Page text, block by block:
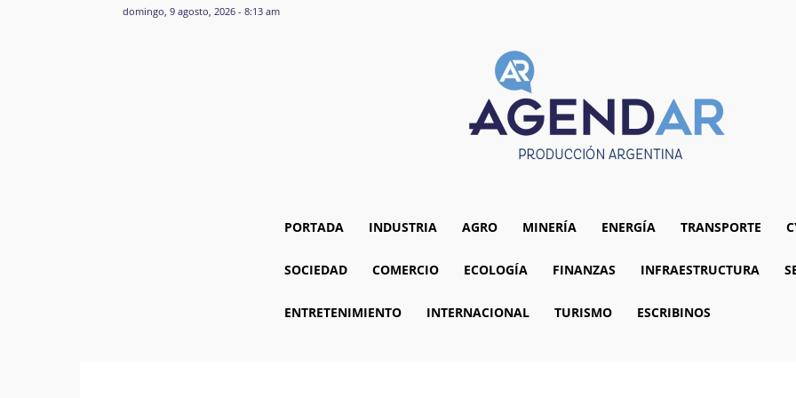
domingo, 9 agosto, 2026 - 8:13 am
PORTADA INDUSTRIA AGRO MINERÍA ENERGÍA TRANSPORTE
SOCIEDAD COMERCIO ECOLOGÍA FINANZAS INFRAESTRUCTURA
ENTRETENIMIENTO INTERNACIONAL TURISMO ESCRIBINOS